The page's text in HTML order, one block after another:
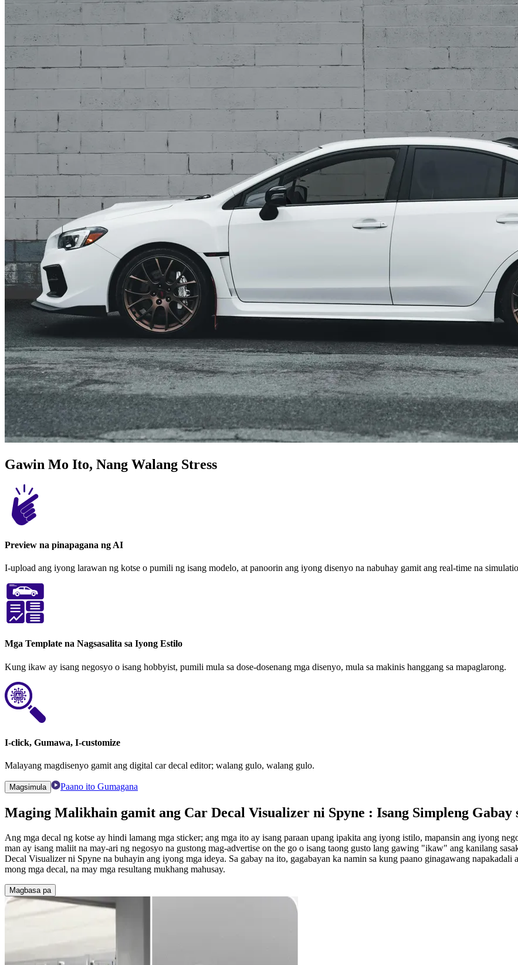
Gawin Mo Ito, Nang Walang Stress
Preview na pinapagana ng AI
I-upload ang iyong larawan ng kotse o pumili ng isang modelo, at panoorin ang iyong disenyo na nabuhay gamit ang real-time na
Mga Template na Nagsasalita sa Iyong Estilo
Kung ikaw ay isang negosyo o isang hobbyist, pumili mula sa dose-dosenang mga disenyo, mula sa makinis hanggang sa mapaglarong.
I-click, Gumawa, I-customize
Malayang magdisenyo gamit ang digital car decal editor; walang gulo, walang gulo.
Magsimula Paano ito Gumagana
Maging Malikhain gamit ang Car Decal Visualizer ni Spyne : Isang Simpleng Gabay
Ang mga decal ng kotse ay hindi lamang mga sticker; ang mga ito ay isang paraan upang ipakita ang iyong istilo, mapansin ang iyong
man ay isang maliit na may-ari ng negosyo na gustong mag-advertise on the go o isang taong gusto lang gawing "ikaw" ang kanilang
Decal Visualizer ni Spyne na buhayin ang iyong mga ideya. Sa gabay na ito, gagabayan ka namin sa kung paano ginagawang
mong mga decal, na may mga resultang mukhang mahusay.
Magbasa pa